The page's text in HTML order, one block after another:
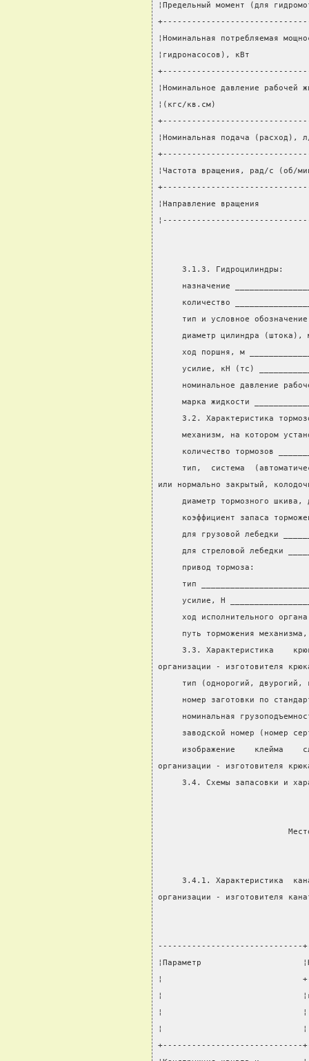
¦Предельный момент (для
¦Номинальная
¦гидронасосов), кВт
¦Номинальное давление
¦(кгс/кв.см)
¦Номинальная подача
¦Частота вращения, рад/
¦Направление
     3.1.3. Гидроцилиндры:
назначение
количество
тип и условное
диаметр цилиндра (штока),
ход поршня, м
усилие, кН (тс)
номинальное давление
марка жидкости
3.2. Характеристика
механизм, на котором
количество тормозов
тип,  система
или нормально закрытый,
диаметр тормозного шкива,
коэффициент запаса
для грузовой лебедки
для стреловой лебедки
     привод тормоза:
тип
усилие, Н
ход исполнительного
путь торможения
3.3. Характеристика
организации - изготовителя
тип (однорогий, двурогий,
номер заготовки по
номинальная
заводской номер (номер
изображение    клейма
организации - изготовителя
3.4. Схемы запасовки и
3.4.1. Характеристика
организации - изготовителя
------------------------------
¦Параметр
¦
¦
¦                             ¦
¦                             ¦
+-----------------------------